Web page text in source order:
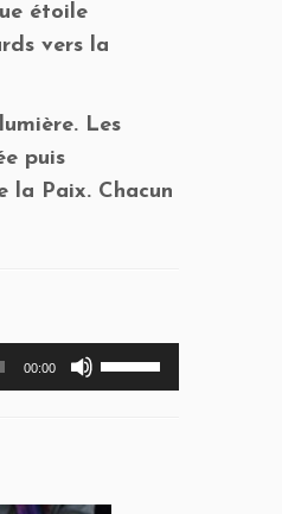
étoile
vers la
Les
puis
la Paix. Chacun
00:00
Utilisez
les